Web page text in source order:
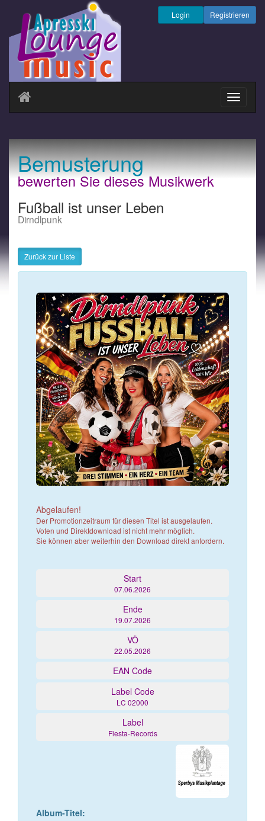
Registrieren
Login
ein-/
Bemusterung
bewerten Sie dieses Musikwerk
Fußball ist unser Leben
Dirndlpunk
Zurück zur Liste
Abgelaufen!
Der Promotionzeitraum für diesen Titel ist ausgelaufen.
Voten und Direktdownload ist nicht mehr möglich.
Sie können aber weiterhin den Download direkt anfordern.
Start
07.06.2026
Ende
19.07.2026
VÖ
22.05.2026
EAN Code
Label Code
LC 02000
Label
Fiesta-Records
Album-Titel: